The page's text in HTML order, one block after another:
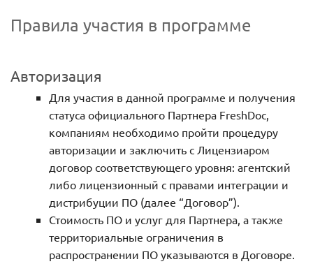
Правила участия в программе
Авторизация
Для участия в данной программе и получения
статуса официального Партнера FreshDoc,
компаниям необходимо пройти процедуру
авторизации и заключить с Лицензиаром
договор соответствующего уровня: агентский
либо лицензионный с правами интеграции и
дистрибуции ПО (далее “Договор”).
Стоимость ПО и услуг для Партнера, а также
территориальные ограничения в
распространении ПО указываются в Договоре.